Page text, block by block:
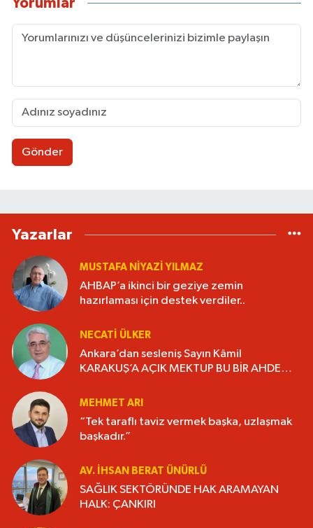
Yorumlar
Gönder
Yazarlar
MUSTAFA NIYAZI YILMAZ
AHBAP’a ikinci bir geziye zemin
hazırlaması için destek verdiler..
NECATI ÜLKER
Ankara’dan sesleniş Sayın Kâmil
KARAKUŞ’A AÇIK MEKTUP BU BİR AHDE
GETİRELİM”.
MEHMET ARI
“Tek taraflı taviz vermek başka, uzlaşmak
başkadır.”
AV. İHSAN BERAT ÜNÜRLÜ
SAĞLIK SEKTÖRÜNDE HAK ARAMAYAN
HALK: ÇANKIRI